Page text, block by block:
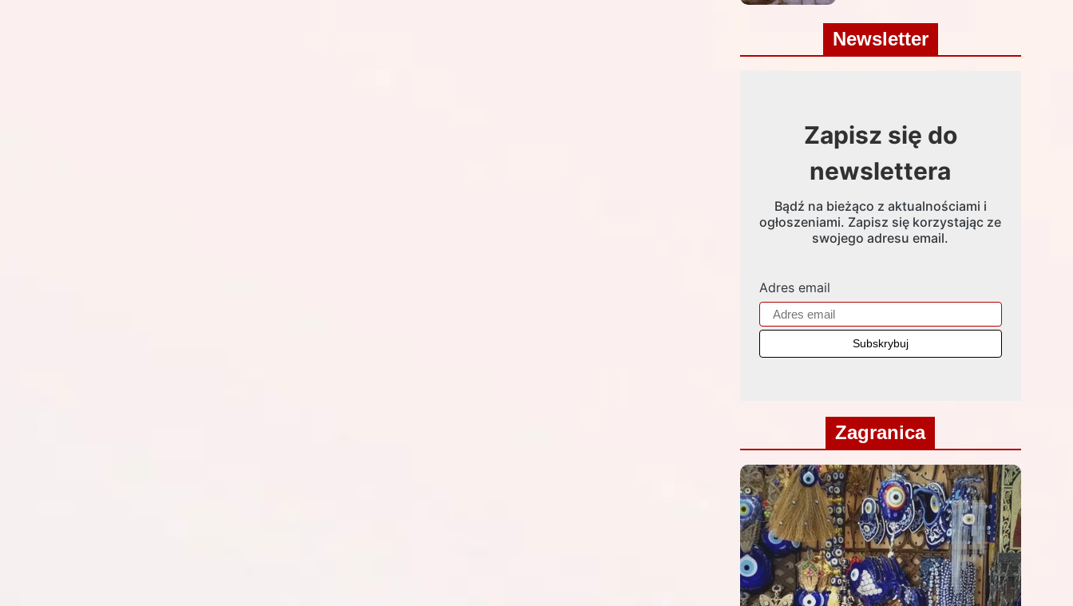
Newsletter
Zapisz się do
newslettera
Bądź na bieżąco z aktualnościami i
ogłoszeniami. Zapisz się korzystając ze
swojego adresu email.
Adres email
Zagranica